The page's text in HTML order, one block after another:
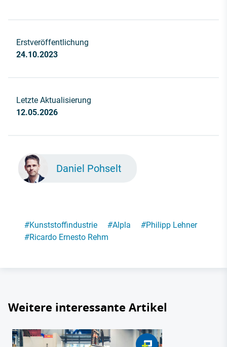
Erstveröffentlichung
24.10.2023
Letzte Aktualisierung
12.05.2026
Daniel Pohselt
#Kunststoffindustrie #Alpla #Philipp Lehner
#Ricardo Ernesto Rehm
Weitere interessante Artikel